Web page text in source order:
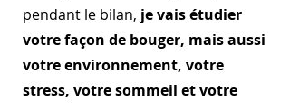
pendant le bilan, je vais étudier
votre façon de bouger, mais aussi
votre environnement, votre
stress, votre sommeil et votre